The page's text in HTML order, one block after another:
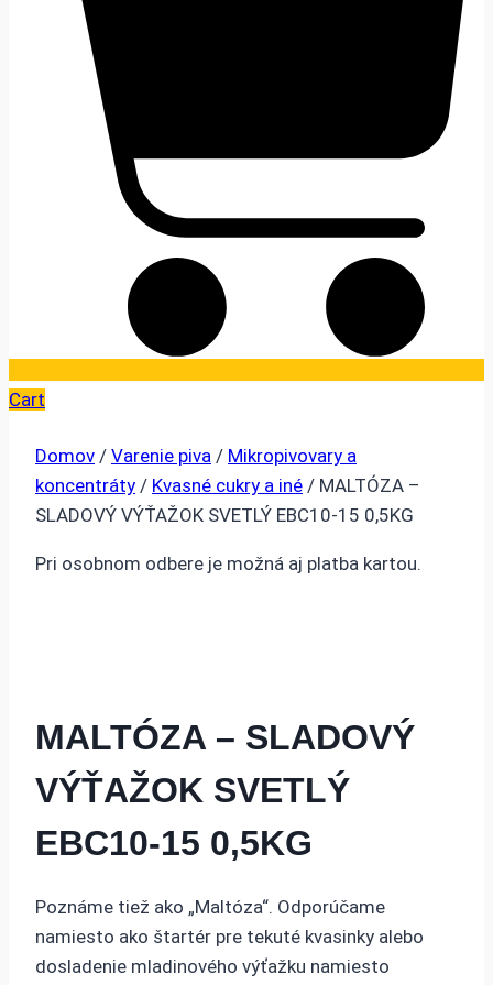
Cart
Domov / Varenie piva / Mikropivovary a
koncentráty / Kvasné cukry a iné / MALTÓZA –
SLADOVÝ VÝŤAŽOK SVETLÝ EBC10-15 0,5KG
Pri osobnom odbere je možná aj platba kartou.
MALTÓZA – SLADOVÝ
VÝŤAŽOK SVETLÝ
EBC10-15 0,5KG
Poznáme tiež ako „Maltóza“. Odporúčame
namiesto ako štartér pre tekuté kvasinky alebo
dosladenie mladinového výťažku namiesto